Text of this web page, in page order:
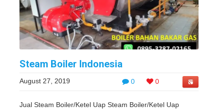
Steam Boiler Indonesia
0 0
August 27, 2019
Jual Steam Boiler/Ketel Uap Steam Boiler/Ketel Uap